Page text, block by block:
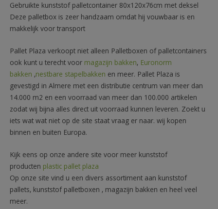
Gebruikte kunststof palletcontainer 80x120x76cm met deksel
Deze palletbox is zeer handzaam omdat hij vouwbaar is en
makkelijk voor transport
Pallet Plaza verkoopt niet alleen Palletboxen of palletcontainers
ook kunt u terecht voor magazijn bakken, Euronorm
bakken ,nestbare stapelbakken en meer. Pallet Plaza is
gevestigd in Almere met een distributie centrum van meer dan
14.000 m2 en een voorraad van meer dan 100.000 artikelen
zodat wij bijna alles direct uit voorraad kunnen leveren. Zoekt u
iets wat wat niet op de site staat vraag er naar. wij kopen
binnen en buiten Europa.
Kijk eens op onze andere site voor meer kunststof
producten plastic pallet plaza
Op onze site vind u een divers assortiment aan kunststof
pallets, kunststof palletboxen , magazijn bakken en heel veel
meer.